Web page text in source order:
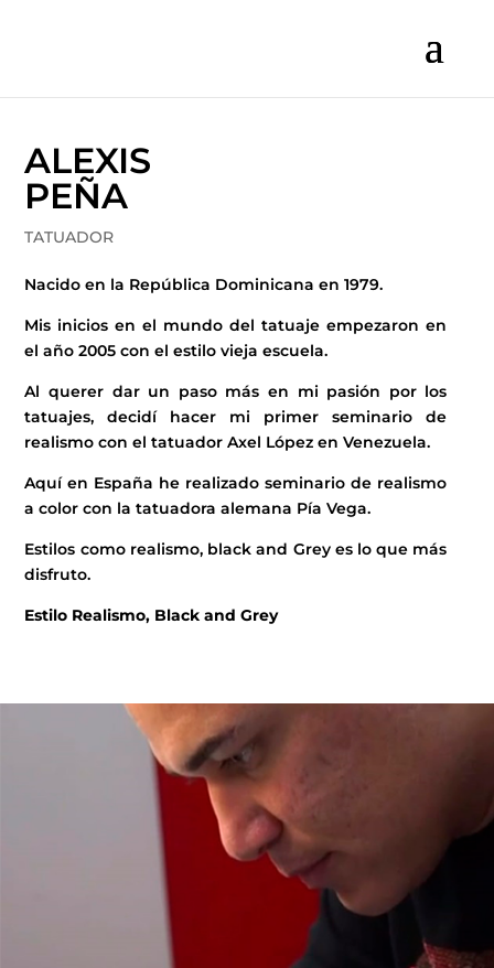
ALEXIS
PEÑA
TATUADOR
Nacido en la República Dominicana en 1979.
Mis inicios en el mundo del tatuaje empezaron en
el año 2005 con el estilo vieja escuela.
Al querer dar un paso más en mi pasión por los
tatuajes, decidí hacer mi primer seminario de
realismo con el tatuador Axel López en Venezuela.
Aquí en España he realizado seminario de realismo
a color con la tatuadora alemana Pía Vega.
Estilos como realismo, black and Grey es lo que más
disfruto.
Estilo Realismo, Black and Grey